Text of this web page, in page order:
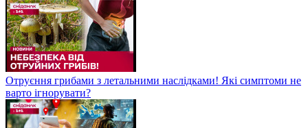
Отруєння грибами з летальними наслідками! Які симптоми не
варто ігнорувати?